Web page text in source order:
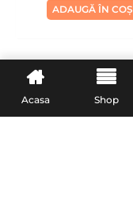
ADAUGĂ ÎN COȘ
INFORMATII UTILE
Acasa Shop